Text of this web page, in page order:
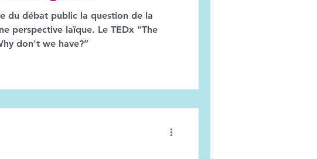
du débat public la question de la
laïque. Le TEDx “The
don't we have?”